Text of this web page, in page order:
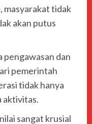
masyarakat tidak
akan putus
pengawasan dan
pemerintah
tidak hanya
aktivitas.
sangat krusial